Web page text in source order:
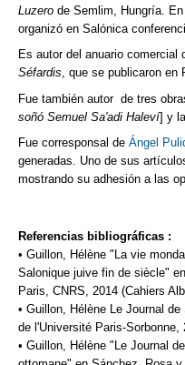
Luzero de Semlim, Hungría.
organizó en Salónica
Es autor del anuario comercial
Séfardis, que se publicaron en
Fue también autor de tres
soñó Semuel Sa'adi Haleví] y
Fue corresponsal de Ángel
generadas. Uno de sus
mostrando su adhesión a las
Referencias bibliográficas :
• Guillon, Hélène "La vie
Salonique juive fin de siècle"
Paris, CNRS, 2014 (Cahiers
• Guillon, Hélène Le Journal
de l'Université Paris-
• Guillon, Hélène "Le Journal